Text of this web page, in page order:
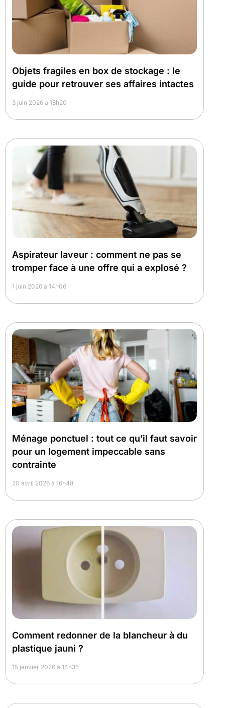
Objets fragiles en box de stockage : le
guide pour retrouver ses affaires intactes
3 juin 2026 à 18h20
Aspirateur laveur : comment ne pas se
tromper face à une offre qui a explosé ?
1 juin 2026 à 14h06
Ménage ponctuel : tout ce qu’il faut savoir
pour un logement impeccable sans
contrainte
20 avril 2026 à 16h48
Comment redonner de la blancheur à du
plastique jauni ?
15 janvier 2026 à 14h35